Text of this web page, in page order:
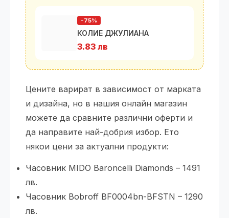
-75%
КОЛИЕ ДЖУЛИАНА
3.83 лв
Цените варират в зависимост от марката
и дизайна, но в нашия онлайн магазин
можете да сравните различни оферти и
да направите най-добрия избор. Ето
някои цени за актуални продукти:
Часовник MIDO Baroncelli Diamonds – 1491
лв.
Часовник Bobroff BF0004bn-BFSTN – 1290
лв.